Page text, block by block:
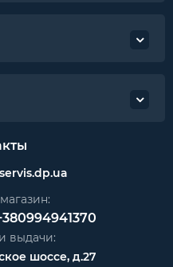
выдачи:
шоссе, д.27